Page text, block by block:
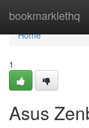
bookmarklethq
Home
Home
1
Asus